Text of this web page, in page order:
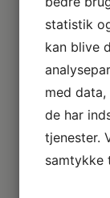
statistik
kan blive
med
de har
tjenester.
samtykke